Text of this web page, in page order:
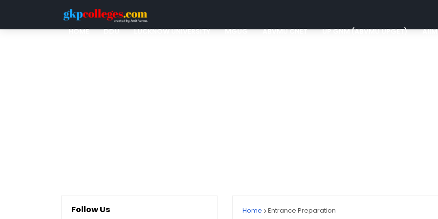
HOME DDU LUCKNOW UNIVERSITY MGUG ABVMU CNET UP GNM (ABVMU UPGET)
Home Entrance Preparation
Follow Us